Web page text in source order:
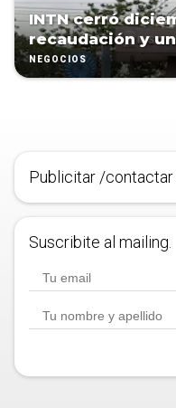
INTN cerró
recaudación y
NEGOCIOS
Publicitar /contactar
Suscribite al mailing.